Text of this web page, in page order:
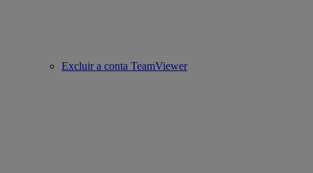
Excluir a conta TeamViewer